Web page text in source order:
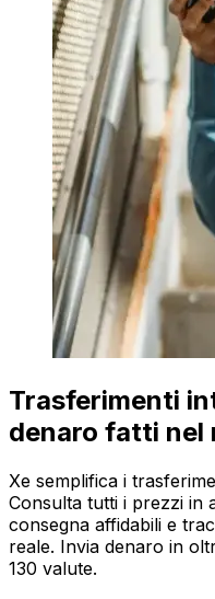
Trasferimenti
denaro fatti nel
Xe semplifica i
Consulta tutti i prezzi in
consegna affidabili e
reale. Invia denaro in
130 valute.